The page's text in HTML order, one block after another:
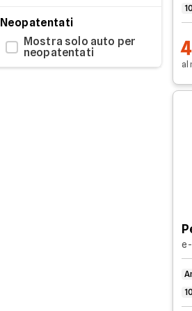
HONDA
HYUNDAI
Neopatentati
Mostra solo auto per
neopatentati
al